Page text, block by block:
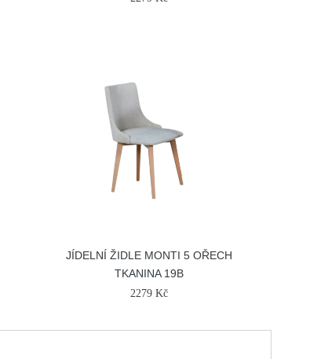
JÍDELNÍ ŽIDLE MONTI 5 OŘECH
TKANINA 19B
2279 Kč